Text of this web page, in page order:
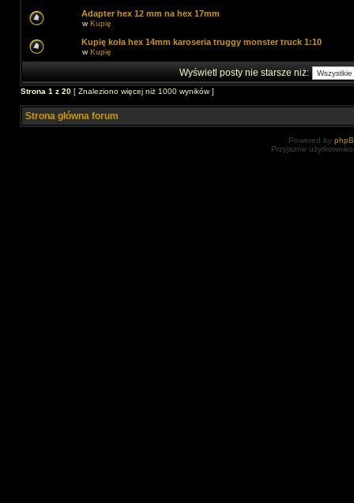
Adapter hex 12 mm na hex 17mm
wKupię
Kupię koła hex 14mm karoseria truggy monster truck 1:10
wKupię
Wyświetl posty nie starsze niż:
Strona 1 z 20 [ Znaleziono więcej niż 1000 wyników ]
Strona główna forum
Powered by
Przyjazne